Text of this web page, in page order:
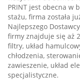
PRINT jest obecna w
stażu, firma została
Najlepszego
firmy znajduje się aż
filtry, układ
chłodzenia,
zawieszenie, układ
specjalistyczne.